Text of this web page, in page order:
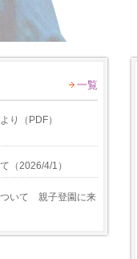
一覧
り（PDF）
（2026/4/1 ）
ついて 親子登園に来